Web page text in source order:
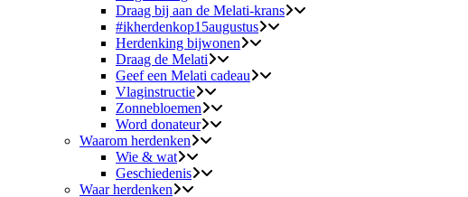
Draag bij aan de Melati-krans
#ikherdenkop15augustus
Herdenking bijwonen
Draag de Melati
Geef een Melati cadeau
Vlaginstructie
Zonnebloemen
Word donateur
Waarom herdenken
Wie & wat
Geschiedenis
Waar herdenken